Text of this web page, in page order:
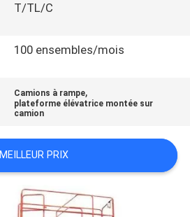
T/TL/C
100 ensembles/mois
Camions à rampe,
plateforme élévatrice montée sur
camion
MEILLEUR PRIX